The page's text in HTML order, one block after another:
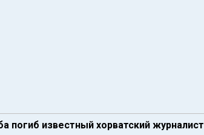
погиб известный хорватский журналист